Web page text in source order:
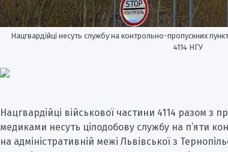
Нацгвардійці несуть службу на контрольно-пропускних
4114 НГУ
Нацгвардійці військової частини 4114 разом з
медиками несуть цілодобову службу на п’яти
на адміністративній межі Львівської з